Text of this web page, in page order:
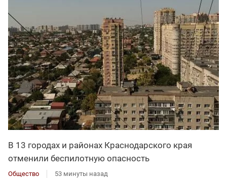
В 13 городах и районах Краснодарского края
отменили беспилотную опасность
Общество 53 минуты назад